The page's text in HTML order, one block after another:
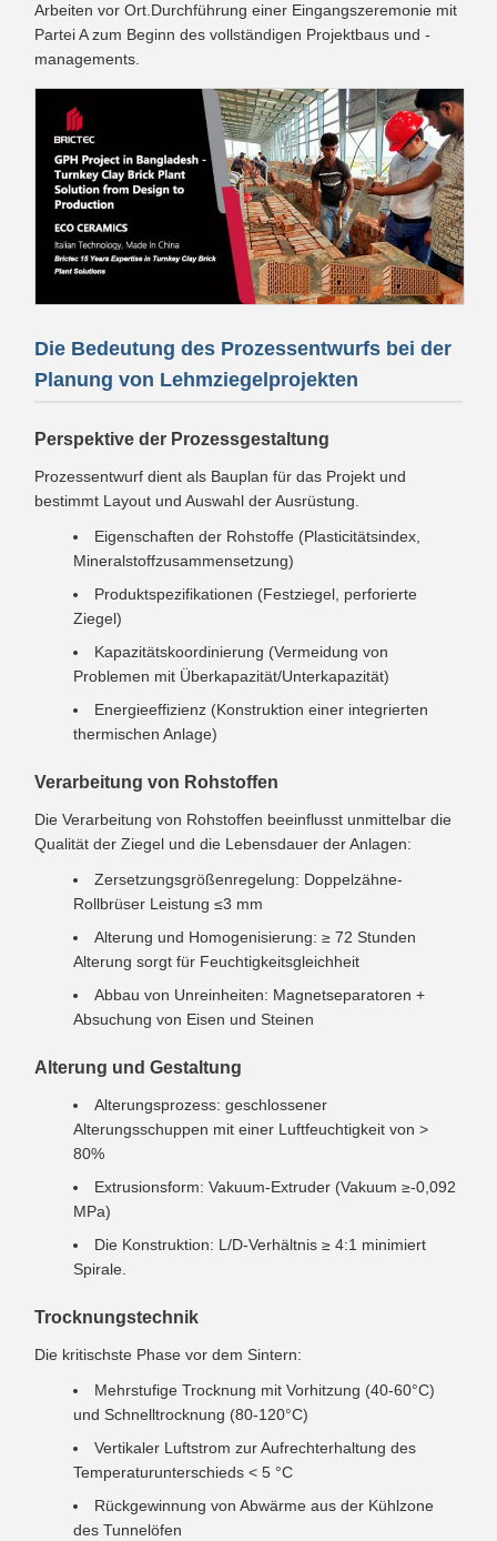
Arbeiten vor Ort.Durchführung einer Eingangszeremonie mit
Partei A zum Beginn des vollständigen Projektbaus und -
managements.
Die Bedeutung des Prozessentwurfs bei der
Planung von Lehmziegelprojekten
Perspektive der Prozessgestaltung
Prozessentwurf dient als Bauplan für das Projekt und
bestimmt Layout und Auswahl der Ausrüstung.
Eigenschaften der Rohstoffe (Plasticitätsindex,
Mineralstoffzusammensetzung)
Produktspezifikationen (Festziegel, perforierte
Ziegel)
Kapazitätskoordinierung (Vermeidung von
Problemen mit Überkapazität/Unterkapazität)
Energieeffizienz (Konstruktion einer integrierten
thermischen Anlage)
Verarbeitung von Rohstoffen
Die Verarbeitung von Rohstoffen beeinflusst unmittelbar die
Qualität der Ziegel und die Lebensdauer der Anlagen:
Zersetzungsgrößenregelung: Doppelzähne-
Rollbrüser Leistung ≤3 mm
Alterung und Homogenisierung: ≥ 72 Stunden
Alterung sorgt für Feuchtigkeitsgleichheit
Abbau von Unreinheiten: Magnetseparatoren +
Absuchung von Eisen und Steinen
Alterung und Gestaltung
Alterungsprozess: geschlossener
Alterungsschuppen mit einer Luftfeuchtigkeit von >
80%
Extrusionsform: Vakuum-Extruder (Vakuum ≥-0,092
MPa)
Die Konstruktion: L/D-Verhältnis ≥ 4:1 minimiert
Spirale.
Trocknungstechnik
Die kritischste Phase vor dem Sintern:
Mehrstufige Trocknung mit Vorhitzung (40-60°C)
und Schnelltrocknung (80-120°C)
Vertikaler Luftstrom zur Aufrechterhaltung des
Temperaturunterschieds < 5 °C
Rückgewinnung von Abwärme aus der Kühlzone
des Tunnelöfen